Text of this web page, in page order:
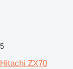
5
Hitachi ZX70